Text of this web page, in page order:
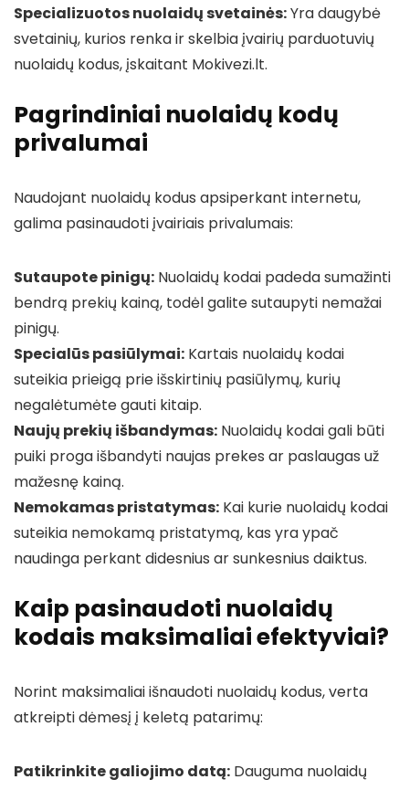
Specializuotos nuolaidų svetainės:Yra daugybė
svetainių, kurios renka ir skelbia įvairių parduotuvių
nuolaidų kodus, įskaitant Mokivezi.lt.
Pagrindiniai nuolaidų kodų
privalumai
Naudojant nuolaidų kodus apsiperkant internetu,
galima pasinaudoti įvairiais privalumais:
Sutaupote pinigų: Nuolaidų kodai padeda sumažinti
bendrą prekių kainą, todėl galite sutaupyti nemažai
pinigų.
Specialūs pasiūlymai: Kartais nuolaidų kodai
suteikia prieigą prie išskirtinių pasiūlymų, kurių
negalėtumėte gauti kitaip.
Naujų prekių išbandymas: Nuolaidų kodai gali būti
puiki proga išbandyti naujas prekes ar paslaugas už
mažesnę kainą.
Nemokamas pristatymas: Kai kurie nuolaidų kodai
suteikia nemokamą pristatymą, kas yra ypač
naudinga perkant didesnius ar sunkesnius daiktus.
Kaip pasinaudoti nuolaidų
kodais maksimaliai efektyviai?
Norint maksimaliai išnaudoti nuolaidų kodus, verta
atkreipti dėmesį į keletą patarimų:
Patikrinkite galiojimo datą: Dauguma nuolaidų